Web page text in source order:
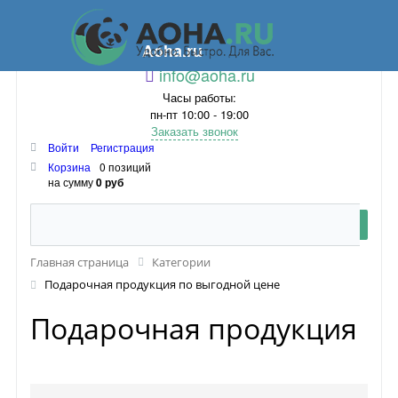
Aoha.ru
info@aoha.ru
Часы работы:
пн-пт 10:00 - 19:00
Заказать звонок
Войти
Регистрация
Корзина
0 позиций
на сумму0 руб
Главная страница
Категории
Подарочная продукция по выгодной цене
Подарочная продукция